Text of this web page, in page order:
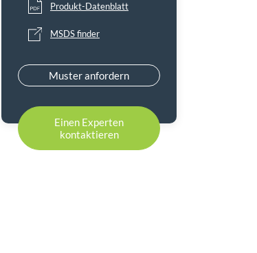
Produkt-Datenblatt
MSDS finder
Muster anfordern
Einen Experten
kontaktieren